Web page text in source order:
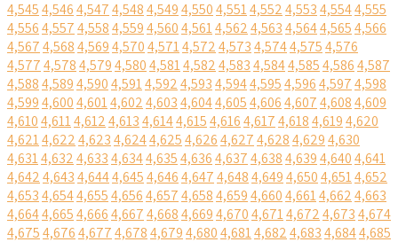
4,5454,5464,5474,5484,5494,5504,5514,5524,5534,5544,555
4,5564,5574,5584,5594,5604,5614,5624,5634,5644,5654,566
4,5674,5684,5694,5704,5714,5724,5734,5744,5754,576
4,5774,5784,5794,5804,5814,5824,5834,5844,5854,5864,587
4,5884,5894,5904,5914,5924,5934,5944,5954,5964,5974,598
4,5994,6004,6014,6024,6034,6044,6054,6064,6074,6084,609
4,6104,6114,6124,6134,6144,6154,6164,6174,6184,6194,620
4,6214,6224,6234,6244,6254,6264,6274,6284,6294,630
4,6314,6324,6334,6344,6354,6364,6374,6384,6394,6404,641
4,6424,6434,6444,6454,6464,6474,6484,6494,6504,6514,652
4,6534,6544,6554,6564,6574,6584,6594,6604,6614,6624,663
4,6644,6654,6664,6674,6684,6694,6704,6714,6724,6734,674
4,6754,6764,6774,6784,6794,6804,6814,6824,6834,6844,685